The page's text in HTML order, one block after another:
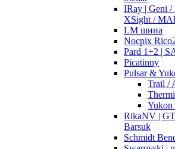
IRay | Geni /
XSight /
LM шина
Nocpix
Pard 1+2 |
Picatinny
Pulsar &
Trail /
Yukon
RikaNV |
Barsuk
Schmidt